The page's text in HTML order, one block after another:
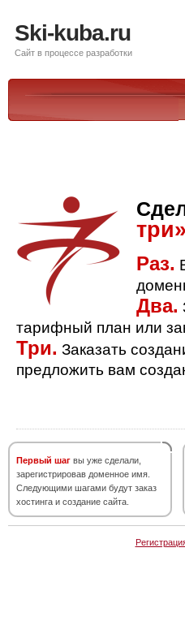
Ski-kuba.ru
Сайт в процессе разработки
Раз.
Два.
тарифный план или
Три. Заказать
предложить вам
Первый шаг вы уже сделали,
зарегистрировав доменное имя.
Следующими шагами будут заказ
хостинга и создание сайта.